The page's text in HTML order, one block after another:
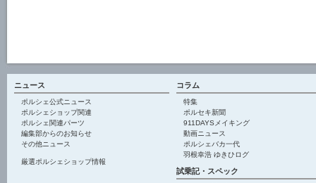
ニュース
ポルシェ公式ニュース
ポルシェショップ関連
ポルシェ関連パーツ
編集部からのお知らせ
その他ニュース
厳選ポルシェショップ情報
コラム
特集
ポルセキ新聞
911DAYSメイキング
動画ニュース
ポルシェバカ一代
羽根幸浩 ゆきひログ
試乗記・スペック